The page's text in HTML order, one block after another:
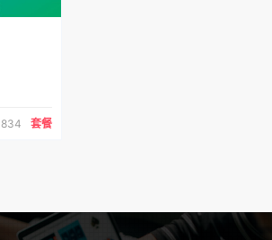
834 套餐